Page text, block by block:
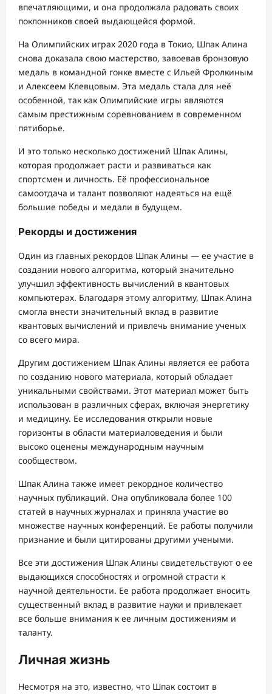
впечатляющими, и она продолжала радовать своих
поклонников своей выдающейся формой.
На Олимпийских играх 2020 года в Токио, Шпак Алина
снова доказала свою мастерство, завоевав бронзовую
медаль в командной гонке вместе с Ильей Фролкиным
и Алексеем Клевцовым. Эта медаль стала для неё
особенной, так как Олимпийские игры являются
самым престижным соревнованием в современном
пятиборье.
И это только несколько достижений Шпак Алины,
которая продолжает расти и развиваться как
спортсмен и личность. Её профессиональное
самоотдача и талант позволяют надеяться на ещё
большие победы и медали в будущем.
Рекорды и достижения
Один из главных рекордов Шпак Алины — ее участие в
создании нового алгоритма, который значительно
улучшил эффективность вычислений в квантовых
компьютерах. Благодаря этому алгоритму, Шпак Алина
смогла внести значительный вклад в развитие
квантовых вычислений и привлечь внимание ученых
со всего мира.
Другим достижением Шпак Алины является ее работа
по созданию нового материала, который обладает
уникальными свойствами. Этот материал может быть
использован в различных сферах, включая энергетику
и медицину. Ее исследования открыли новые
горизонты в области материаловедения и были
высоко оценены международным научным
сообществом.
Шпак Алина также имеет рекордное количество
научных публикаций. Она опубликовала более 100
статей в научных журналах и приняла участие во
множестве научных конференций. Ее работы получили
признание и были цитированы другими учеными.
Все эти достижения Шпак Алины свидетельствуют о ее
выдающихся способностях и огромной страсти к
научной деятельности. Ее работа продолжает вносить
существенный вклад в развитие науки и привлекает
все больше внимания к ее личным достижениям и
таланту.
Личная жизнь
Несмотря на это, известно, что Шпак состоит в